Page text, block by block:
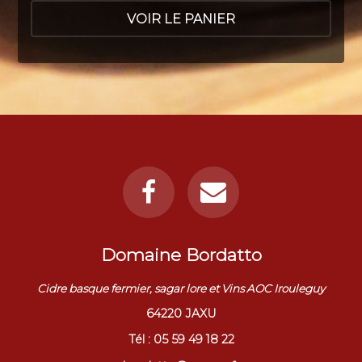
Domaine Bordatto
Cidre basque fermier, sagar lore et Vins AOC Irouleguy
64220 JAXU
Tél : 05 59 49 18 22